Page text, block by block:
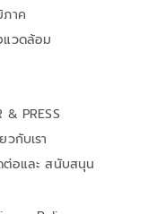
าค
วดล้อม
& PRESS
วกับเรา
อและ สนับสนุน